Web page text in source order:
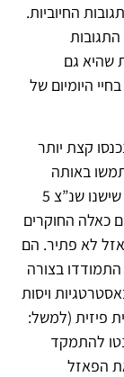
הפאזל הפתיר- ירידה של 34% בתגובות החיוביות.
שהיא גם
היומיום של
קצת יותר
באותה
פרוצדורה שתיארנו קודם- פעוטות בני 2.5-3 שישנו שנ”צ 5
ישנו שנ”צ 5 ימים. אחרי כל 5 ימים כאלה החוקרים
לא פתיר. הם
5 ימים ברצף התמודדו בצורה
ויסות
פיזית (למשל:
להתמקד
הפאזל